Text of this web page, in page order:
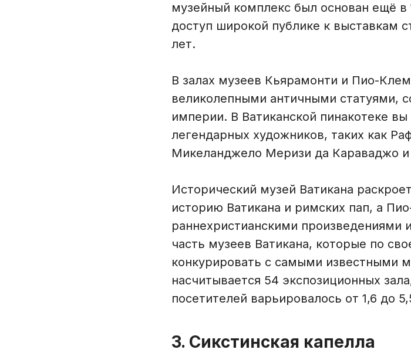
музейный комплекс был основан ещё
доступ широкой публике к выставкам
лет.
В залах музеев Кьярамонти и Пио-
великолепными античными статуями,
империи. В Ватиканской пинакотеке
легендарных художников, таких как
Микеланджело Меризи да Караваджо и
Исторический музей Ватикана
историю Ватикана и римских пап, а
раннехристианскими произведениями
часть музеев Ватикана, которые по
конкурировать с самыми известными
насчитывается 54 экспозиционных
посетителей варьировалось от 1,6 до
3. Сикстинская капелла